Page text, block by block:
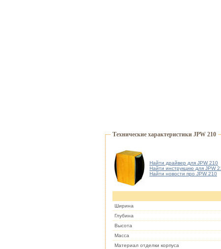
Технические характеристики JPW 210
Найти драйвер для JPW 210
Найти инструкцию для JPW
Найти новости про JPW 210
Ширина
Глубина
Высота
Масса
Материал отделки корпуса